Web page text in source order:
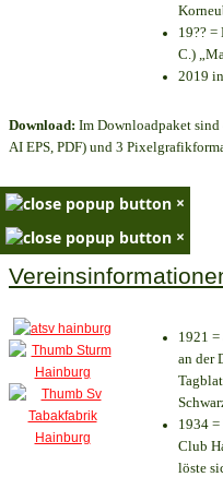
19?? =
C.)
2019
Download: Im Downloadpaket sind
AI EPS, PDF) und 3
×
×
1921
an der
1934 =
Club
löste